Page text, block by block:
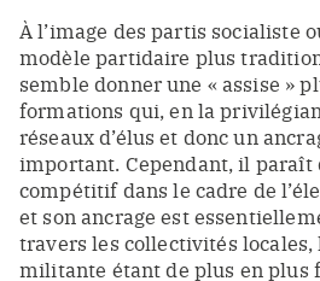
À l’image des partis socialiste
modèle partidaire plus
semble donner une « assise »
formations qui, en la
réseaux d’élus et donc un
important. Cependant, il paraît
compétitif dans le cadre de
et son ancrage est
travers les collectivités locales,
militante étant de plus en plus